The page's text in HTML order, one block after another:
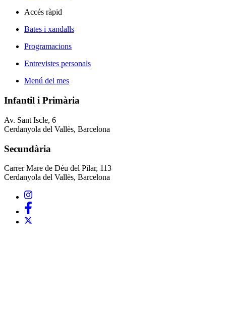
Accés ràpid
Bates i xandalls
Programacions
Entrevistes personals
Menú del mes
Infantil i Primària
Av. Sant Iscle, 6
Cerdanyola del Vallès, Barcelona
Secundària
Carrer Mare de Déu del Pilar, 113
Cerdanyola del Vallès, Barcelona